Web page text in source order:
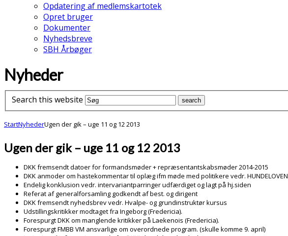
Opdatering af medlemskartotek
Opret bruger
Dokumenter
Nyhedsbreve
SBH Årbøger
Nyheder
Search this website
StartNyhederUgen der gik – uge 11 og 12 2013
Ugen der gik – uge 11 og 12 2013
DKK fremsendt datoer for formandsmøder + repræsentantskabsmøder 2014-2015
DKK anmoder om hastekommentar til oplæg ifm møde med politikere vedr. HUNDELOVEN
Endelig konklusion vedr. intervariantparringer udfærdiget og lagt på hj.siden
Referat af generalforsamling godkendt af best. og dirigent
DKK fremsendt nyhedsbrev vedr. Hvalpe- og grundinstruktør kursus
Udstillingskritikker modtaget fra Ingeborg (Fredericia).
Forespurgt DKK om manglende kritikker på Laekenois (Fredericia).
Forespurgt FMBB VM ansvarlige om overordnede program. (skulle komme 9. april)